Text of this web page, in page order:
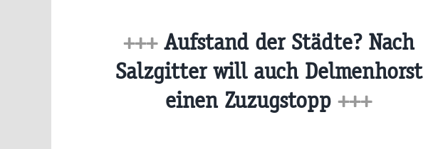
+++ Aufstand der Städte? Nach
Salzgitter will auch Delmenhorst
einen Zuzugstopp +++